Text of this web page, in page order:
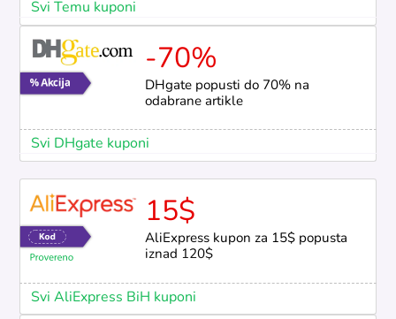
Svi Temu kuponi
-70%
DHgate popusti do 70% na
odabrane artikle
Svi DHgate kuponi
15$
AliExpress kupon za 15$ popusta
iznad 120$
Svi AliExpress BiH kuponi